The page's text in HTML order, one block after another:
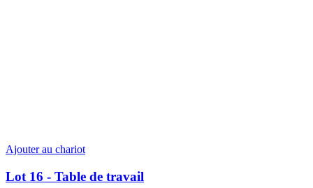
Ajouter au chariot
Lot 16 - Table de travail